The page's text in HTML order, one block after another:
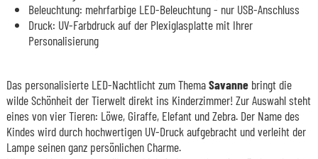
Beleuchtung: mehrfarbige LED-Beleuchtung - nur USB-Anschluss
Druck: UV-Farbdruck auf der Plexiglasplatte mit Ihrer
Personalisierung
Das personalisierte LED-Nachtlicht zum ThemaSavannebringt die
wilde Schönheit der Tierwelt direkt ins Kinderzimmer! Zur Auswahl steht
eines von vier Tieren: Löwe, Giraffe, Elefant und Zebra. Der Name des
Kindes wird durch hochwertigen UV-Druck aufgebracht und verleiht der
Lampe seinen ganz persönlichen Charme.